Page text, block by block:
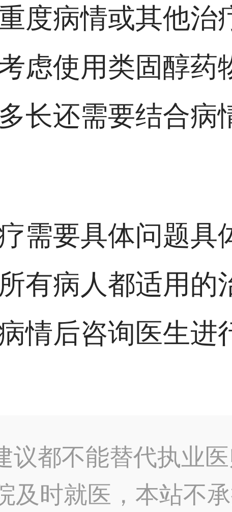
度病情或其他治
虑使用类固醇药
长还需要结合病
需要具体问题具
有病人都适用的
情后咨询医生进
议都不能替代执业
及时就医，本站不